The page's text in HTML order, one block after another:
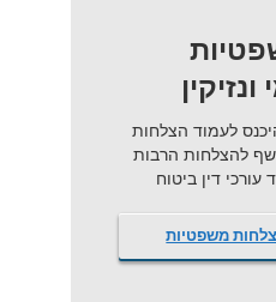
לעמוד הצלחות
להצלחות הרבות
דין ביטוח
משפטיות